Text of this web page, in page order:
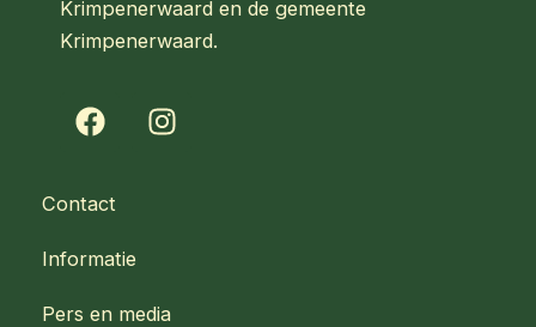
Krimpenerwaard en de gemeente
Krimpenerwaard.
F
a
e
o
k
I
n
a
Contact
Informatie
Pers en media